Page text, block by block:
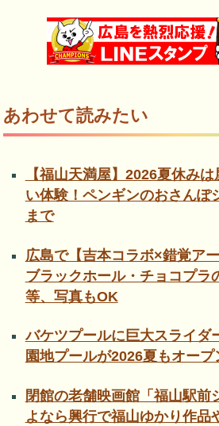
あわせて読みたい
【福山天満屋】2026夏休み
い体験！ペンギンのおさんぽ
まで
広島で【吉本コラボ×錯覚ア
ブラックホール・チョコプラ
等、写真もOK
バケツプールに巨大スライダ
園地プールが2026夏もオープ
閉館の老舗映画館「福山駅前
よなら興行で福山ゆかり作品